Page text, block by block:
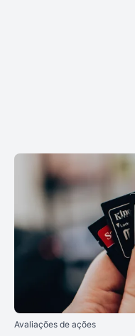
Avaliações de ações